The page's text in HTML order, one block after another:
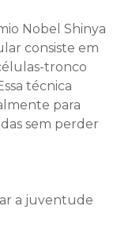
Nobel Shinya
consiste em
tronco
técnica
para
sem perder
a juventude